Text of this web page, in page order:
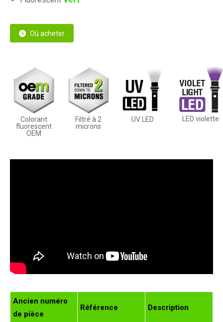
Où acheter
Colorant
fluorescent
OEM
Filtré à 2
microns
UV LED LED violette
Ancien numéro
de pièce
Référence Description